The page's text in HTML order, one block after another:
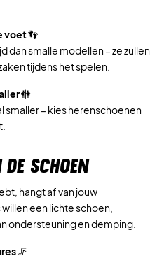
voet👣
dan smalle modellen – ze zullen
tijdens het spelen.
🚻
smaller – kies herenschoenen
SCHOEN
hangt af van jouw
een lichte schoen,
ondersteuning en demping.
🦵